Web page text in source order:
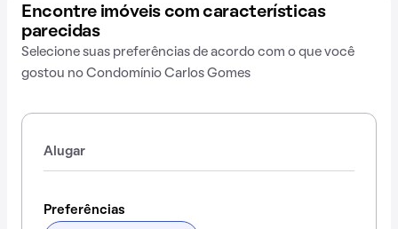
Encontre imóveis com características
parecidas
Selecione suas preferências de acordo com o que você
gostou no Condomínio Carlos Gomes
Alugar
Preferências